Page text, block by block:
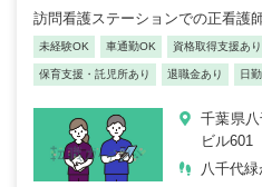
訪問看護ステーションでの正看護
未経験OK 車通勤OK 資格取得支援あり
保育支援・託児所あり 退職金あり 日
千葉県
ビル601
八千代